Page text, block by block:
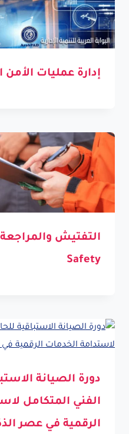
إدارة عمليات الأمن
التفتيش
Safety
دورة الصيانة
الفني المتكامل
الرقمية في عصر